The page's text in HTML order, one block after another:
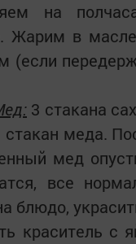
на
Жарим в
(если
3 стакана
меда.
мед
все
блюдо,
краситель с